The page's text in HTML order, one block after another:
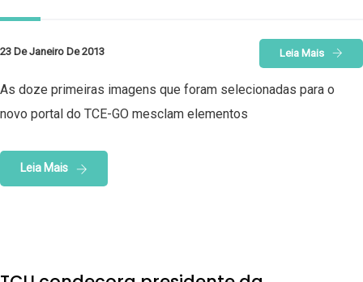
23 De Janeiro De 2013 Leia Mais
As doze primeiras imagens que foram selecionadas para o
novo portal do TCE-GO mesclam elementos
Leia Mais